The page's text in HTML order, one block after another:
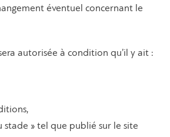
éventuel concernant le
sera autorisée à condition qu’il y ait :
stade » tel que publié sur le site